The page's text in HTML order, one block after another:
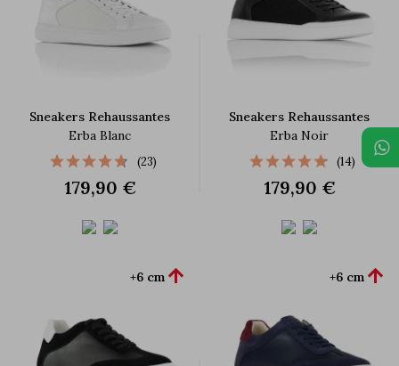
Sneakers Rehaussantes
Erba Blanc
(23)
179,90 €
Sneakers Rehaussantes
Erba Noir
(14)
179,90 €
+6 cm  +6 cm 